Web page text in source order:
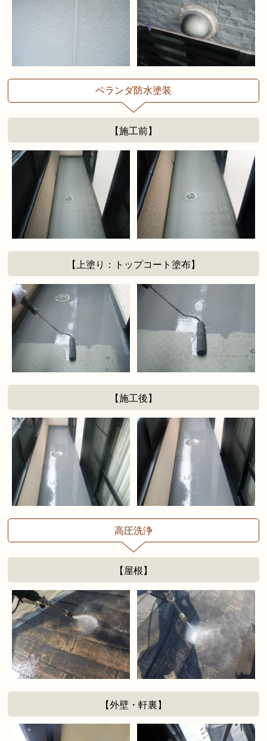
ベランダ防水塗装
【施工前】
【上塗り：トップコート塗布】
【施工後】
高圧洗浄
【屋根】
【外壁・軒裏】